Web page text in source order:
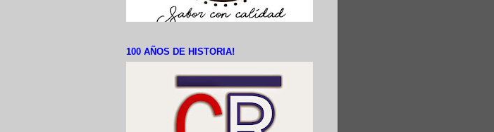
100 AÑOS DE HISTORIA!